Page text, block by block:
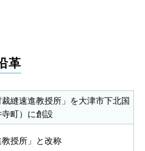
革
縫速進教授所」を大津市下北国
町）に創設
教授所」と改称